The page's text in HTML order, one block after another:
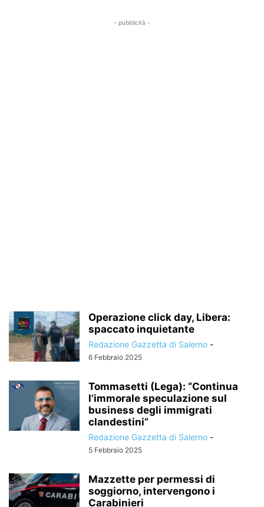
- pubblicità -
Operazione click day, Libera:
spaccato inquietante
Redazione Gazzetta di Salerno -
6 Febbraio 2025
Tommasetti (Lega): “Continua
l’immorale speculazione sul
business degli immigrati
clandestini”
Redazione Gazzetta di Salerno -
5 Febbraio 2025
Mazzette per permessi di
soggiorno, intervengono i
Carabinieri